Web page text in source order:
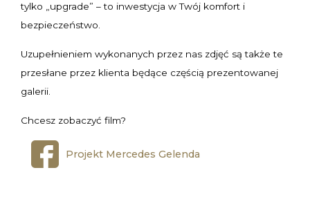
tylko „upgrade” – to inwestycja w Twój komfort i
bezpieczeństwo.
Uzupełnieniem wykonanych przez nas zdjęć są także te
przesłane przez klienta będące częścią prezentowanej
galerii.
Chcesz zobaczyć film?
Projekt Mercedes Gelenda